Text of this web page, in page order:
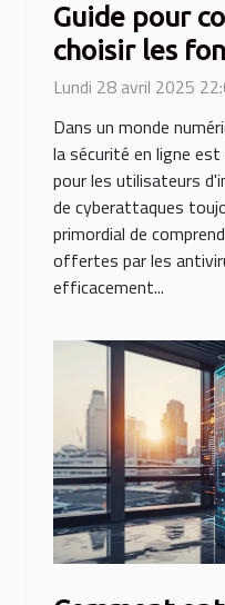
Guide pour
choisir les
antivirus
Lundi 28 avril 2025
Dans un monde
la sécurité en ligne
pour les utilisateurs
de cyberattaques
primordial de
offertes par les
efficacement...